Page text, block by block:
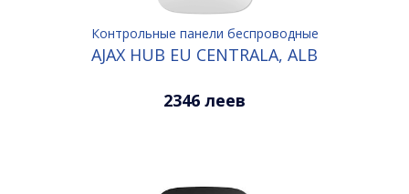
Контрольные панели беспроводные
AJAX HUB EU CENTRALA, ALB
2346 леев